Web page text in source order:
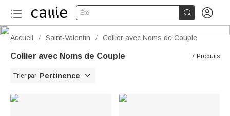
Été  
Accueil / Saint-Valentin / Collier avec Noms de Couple
Collier avec Noms de Couple 7 Produits
Trier par Pertinence 